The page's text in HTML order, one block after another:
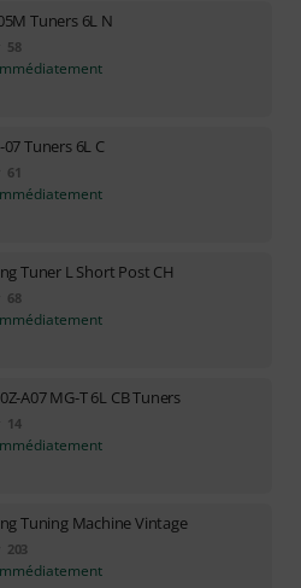
Tuners 6L N
58
07 Tuners 6L C
61
Tuner L Short Post CH
68
A07 MG-T 6L CB Tuners
14
Tuning Machine Vintage
203